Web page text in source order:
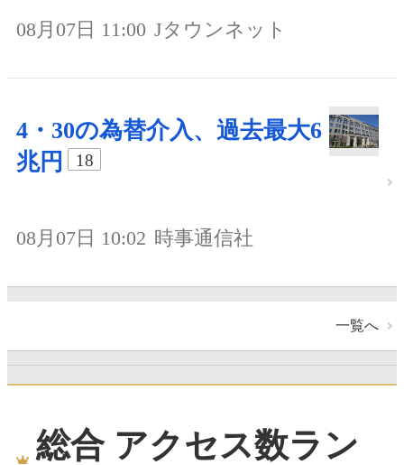
08月07日 11:00 Jタウンネット
4・30の為替介入、過去最大6
兆円
18
08月07日 10:02 時事通信社
一覧へ
総合 アクセス数ラン